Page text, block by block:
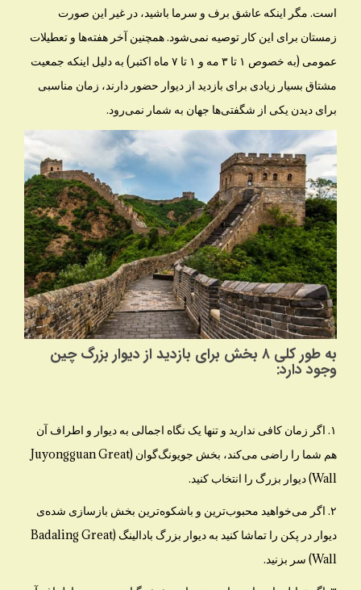
است. مگر اینکه عاشق برف و سرما باشید، در غیر این صورت
زمستان برای این کار توصیه نمی‌شود. همچنین آخر هفته‌ها و تعطیلات
عمومی (به خصوص ۱ تا ۳ مه و ۱ تا ۷ ماه اکتبر) به دلیل اینکه جمعیت
مشتاق بسیار زیادی برای بازدید از دیوار حضور دارند، زمان مناسبی
برای دیدن یکی از شگفتی‌ها جهان به شمار نمی‌رود.
به طور کلی ۸ بخش برای بازدید از دیوار بزرگ چین
وجود دارد:
۱. اگر زمان کافی ندارید و تنها یک نگاه اجمالی به دیوار و اطراف آن
هم شما را راضی می‌کند، بخش جویونگ‌گوان (Juyongguan Great
Wall) دیوار بزرگ را انتخاب کنید.
۲. اگر می‌خواهید محبوب‌ترین و باشکوه‌ترین بخش بازسازی شده‌ی
دیوار در پکن را تماشا کنید به دیوار بزرگ بادالینگ (Badaling Great
Wall) سر بزنید.